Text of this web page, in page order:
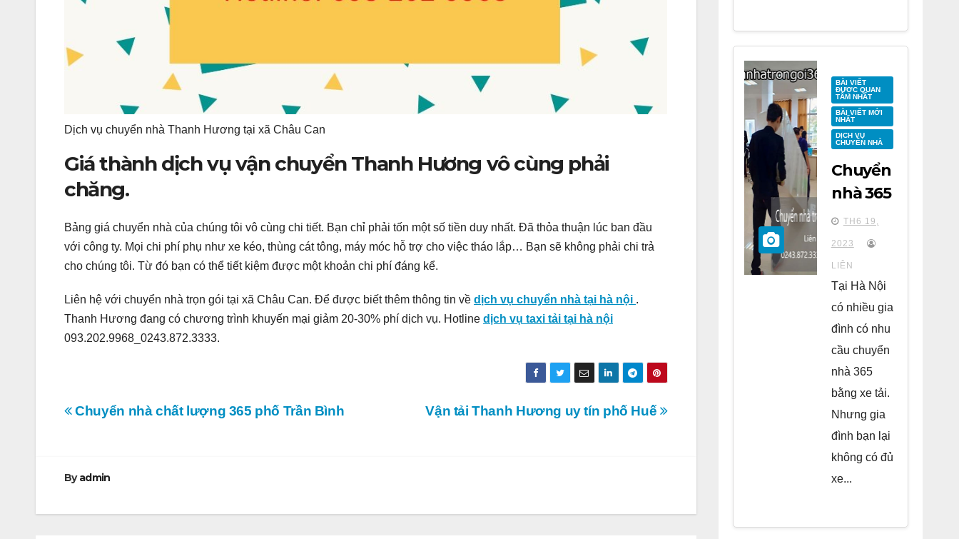
Dịch vụ chuyển nhà Thanh Hương tại xã Châu Can
Giá thành dịch vụ vận chuyển Thanh Hương vô cùng phải
chăng.
Bảng giá chuyển nhà của chúng tôi vô cùng chi tiết. Bạn chỉ phải tốn một số tiền duy nhất. Đã thỏa thuận lúc ban đầu
với công ty. Mọi chi phí phụ như xe kéo, thùng cát tông, máy móc hỗ trợ cho việc tháo lắp… Bạn sẽ không phải chi trả
cho chúng tôi. Từ đó bạn có thể tiết kiệm được một khoản chi phí đáng kể.
Liên hệ với chuyển nhà trọn gói tại xã Châu Can. Để được biết thêm thông tin về dịch vụ chuyển nhà tại hà nội .
Thanh Hương đang có chương trình khuyến mại giảm 20-30% phí dịch vụ. Hotline dịch vụ taxi tải tại hà nội
093.202.9968_0243.872.3333.
Điều
bài
Vận tải Thanh Hương uy tín phố Huế
Chuyển nhà chất lượng 365 phố Trần Bình
Byadmin
BÀI VIẾT
ĐƯỢC QUAN
TÂM NHẤT
BÀI VIẾT MỚI
NHẤT
DỊCH VỤ
CHUYỂN NHÀ
Chuyển
nhà 365
tại
chung
cư Park
Kiara Hà
Đông
TH6 19,
2023
LIÊN
Tại Hà Nội
có nhiều gia
đình có nhu
cầu chuyển
nhà 365
bằng xe tải.
Nhưng gia
đình bạn lại
không có đủ
xe...